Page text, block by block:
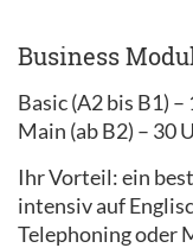
Business
Basic (A2 bis B1)
Main (ab B2) – 30
Ihr Vorteil: ein
intensiv auf
Telephoning oder